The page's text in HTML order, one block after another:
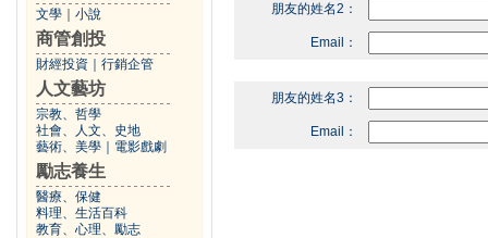
文學 小說
商管創投
財經投資 行銷企管
人文藝坊
宗教、哲學
社會、人文、史地
藝術、美學
電影戲劇
勵志養生
醫療、保健
料理、生活百科
教育、心理、勵志
朋友的姓名2：
Email：
朋友的姓名3：
Email：